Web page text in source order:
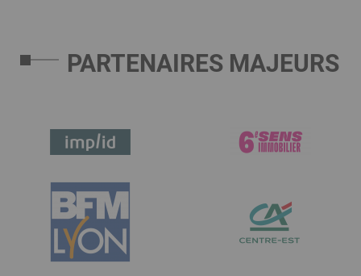
PARTENAIRES MAJEURS